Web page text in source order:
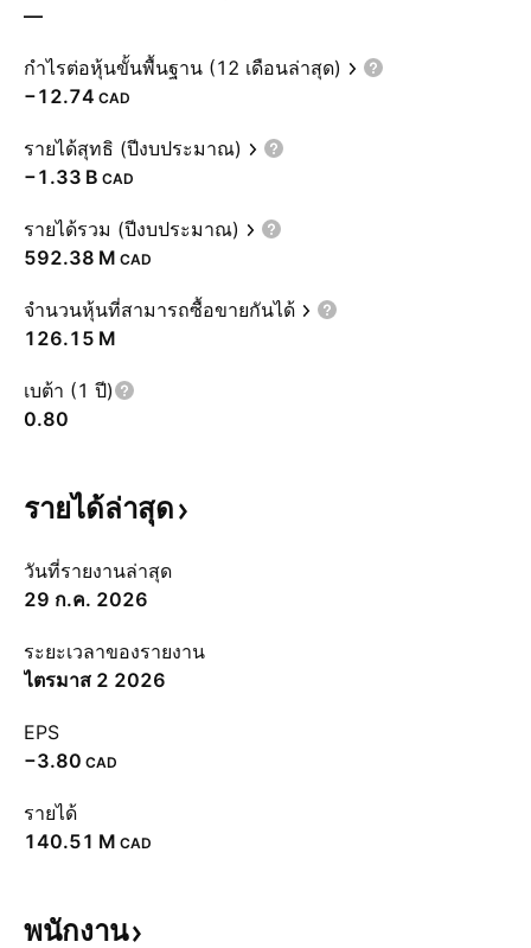
—
กำไรต่อหุ้นขั้นพื้นฐาน (12 เดือนล่าสุด)
−12.74 CAD
รายได้สุทธิ (ปีงบประมาณ)
‪−1.33 B‬ CAD
รายได้รวม (ปีงบประมาณ)
‪592.38 M‬ CAD
จำนวนหุ้นที่สามารถซื้อขายกันได้
‪126.15 M‬
เบต้า (1 ปี)
0.80
รายได้ล่าสุด
วันที่รายงานล่าสุด
29 ก.ค. 2026
ระยะเวลาของรายงาน
ไตรมาส 2 2026
EPS
−3.80 CAD
รายได้
‪140.51 M‬ CAD
พนักงาน